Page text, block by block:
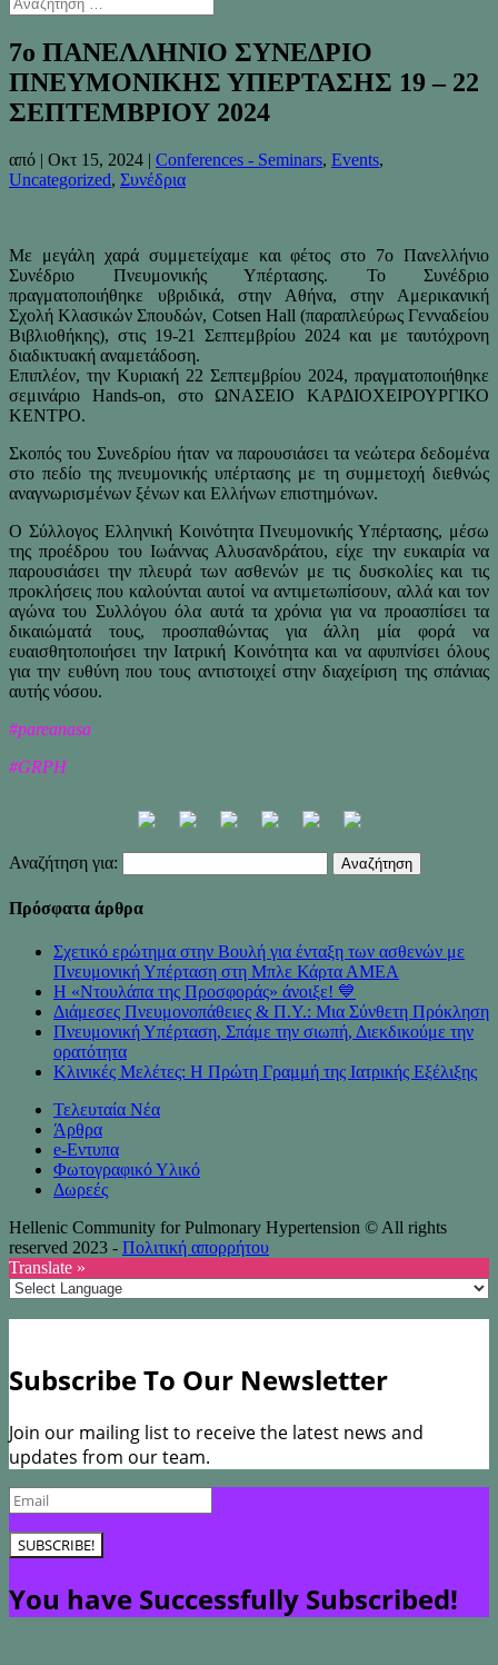
7ο ΠΑΝΕΛΛΗΝΙΟ ΣΥΝΕΔΡΙΟ
ΠΝΕΥΜΟΝΙΚΗΣ ΥΠΕΡΤΑΣΗΣ 19 – 22
ΣΕΠΤΕΜΒΡΙΟΥ 2024
από | Οκτ 15, 2024 | Conferences - Seminars, Events,
Uncategorized, Συνέδρια
Με μεγάλη χαρά συμμετείχαμε και φέτος στο 7ο Πανελλήνιο
Συνέδριο Πνευμονικής Υπέρτασης. Το Συνέδριο
πραγματοποιήθηκε υβριδικά, στην Αθήνα, στην Αμερικανική
Σχολή Κλασικών Σπουδών, Cotsen Hall (παραπλεύρως Γενναδείου
Βιβλιοθήκης), στις 19-21 Σεπτεμβρίου 2024 και με ταυτόχρονη
διαδικτυακή αναμετάδοση.
Επιπλέον, την Κυριακή 22 Σεπτεμβρίου 2024, πραγματοποιήθηκε
σεμινάριο Hands-on, στο ΩΝΑΣΕΙΟ ΚΑΡΔΙΟΧΕΙΡΟΥΡΓΙΚΟ
ΚΕΝΤΡΟ.
Σκοπός του Συνεδρίου ήταν να παρουσιάσει τα νεώτερα δεδομένα
στο πεδίο της πνευμονικής υπέρτασης με τη συμμετοχή διεθνώς
αναγνωρισμένων ξένων και Ελλήνων επιστημόνων.
Ο Σύλλογος Ελληνική Κοινότητα Πνευμονικής Υπέρτασης, μέσω
της προέδρου του Ιωάννας Αλυσανδράτου, είχε την ευκαιρία να
παρουσιάσει την πλευρά των ασθενών με τις δυσκολίες και τις
προκλήσεις που καλούνται αυτοί να αντιμετωπίσουν, αλλά και τον
αγώνα του Συλλόγου όλα αυτά τα χρόνια για να προασπίσει τα
δικαιώματά τους, προσπαθώντας για άλλη μία φορά να
ευαισθητοποιήσει την Ιατρική Κοινότητα και να αφυπνίσει όλους
για την ευθύνη που τους αντιστοιχεί στην διαχείριση της σπάνιας
αυτής νόσου.
#pareanasa
#GRPH
Αναζήτηση για:
Πρόσφατα άρθρα
Σχετικό ερώτημα στην Βουλή για ένταξη των ασθενών με
Πνευμονική Υπέρταση στη Μπλε Κάρτα ΑΜΕΑ
Η «Ντουλάπα της Προσφοράς» άνοιξε! 💙
Διάμεσες Πνευμονοπάθειες & Π.Υ.: Μια Σύνθετη Πρόκληση
Πνευμονική Υπέρταση, Σπάμε την σιωπή, Διεκδικούμε την
ορατότητα
Κλινικές Μελέτες: Η Πρώτη Γραμμή της Ιατρικής Εξέλιξης
Τελευταία Νέα
Άρθρα
e-Eντυπα
Φωτογραφικό Υλικό
Δωρεές
Hellenic Community for Pulmonary Hypertension © All rights
reserved 2023 - Πολιτική απορρήτου
Translate »
Subscribe To Our Newsletter
Join our mailing list to receive the latest news and
updates from our team.
SUBSCRIBE!
You have Successfully Subscribed!